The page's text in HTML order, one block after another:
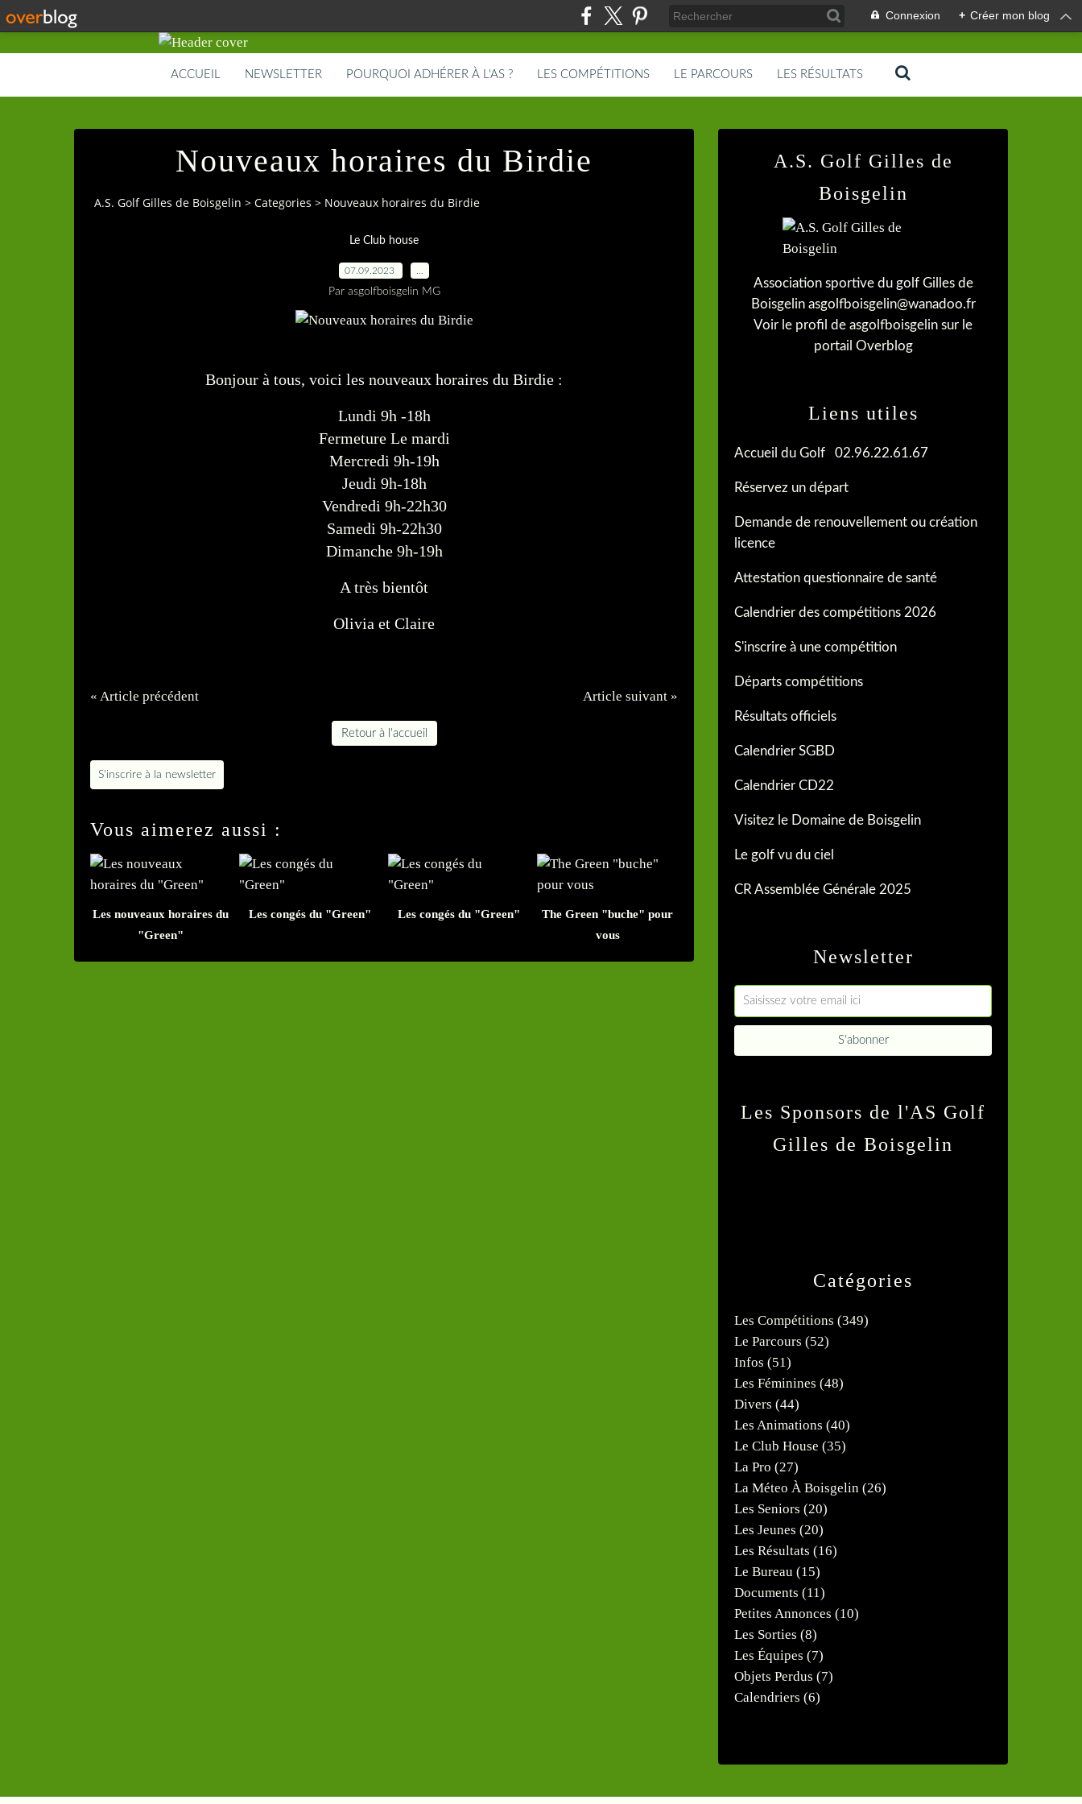
Connexion + Créer mon blog
ACCUEIL NEWSLETTER POURQUOI ADHÉRER À L'AS ? LES COMPÉTITIONS LE PARCOURS LES RÉSULTATS
Nouveaux horaires du Birdie
A.S. Golf Gilles de Boisgelin > Categories > Nouveaux horaires du Birdie
Le Club house
07.09.2023
Par asgolfboisgelin MG
Bonjour à tous, voici les nouveaux horaires du Birdie :
Lundi 9h -18h
Fermeture Le mardi
Mercredi 9h-19h
Jeudi 9h-18h
Vendredi 9h-22h30
Samedi 9h-22h30
Dimanche 9h-19h
A très bientôt
Olivia et Claire
« Article précédent Article suivant »
Retour à l'accueil
S'inscrire à la newsletter
Vous aimerez aussi :
Les nouveaux horaires du
"Green"
Les congés du "Green" Les congés du "Green"
The Green "buche" pour
vous
Newsletter
Catégories
Les Compétitions (349)
Le Parcours (52)
Infos (51)
Les Féminines (48)
Divers (44)
Les Animations (40)
Le Club House (35)
La Pro (27)
La Méteo À Boisgelin (26)
Les Seniors (20)
Les Jeunes (20)
Les Résultats (16)
Le Bureau (15)
Documents (11)
Petites Annonces (10)
Les Sorties (8)
Les Équipes (7)
Objets Perdus (7)
Calendriers (6)
A.S. Golf Gilles de
Boisgelin
Association sportive du golf Gilles de
Boisgelin asgolfboisgelin@wanadoo.fr
Voir le profil de asgolfboisgelin sur le
portail Overblog
Liens utiles
Accueil du Golf 02.96.22.61.67
Réservez un départ
Demande de renouvellement ou création
licence
Attestation questionnaire de santé
Calendrier des compétitions 2026
S'inscrire à une compétition
Départs compétitions
Résultats officiels
Calendrier SGBD
Calendrier CD22
Visitez le Domaine de Boisgelin
Le golf vu du ciel
CR Assemblée Générale 2025
Les Sponsors de l'AS Golf
Gilles de Boisgelin